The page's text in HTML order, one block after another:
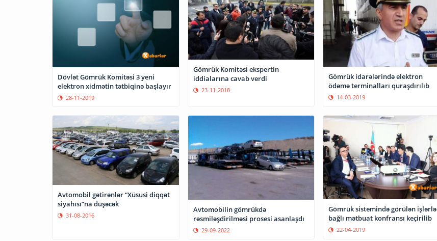
Dövlət Gömrük Komitəsi 3 yeni
elektron xidmətin tətbiqinə başlayır
28-11-2019
Gömrük Komitəsi ekspertin
iddialarına cavab verdi
23-11-2018
Gömrük idarələrində elektron
ödəmə terminalları quraşdırılıb
14-03-2019
Avtomobil gətirənlər “Xüsusi diqqət
siyahısı”na düşəcək
31-08-2016
Avtomobilin gömrükdə
rəsmiləşdirilməsi prosesi asanlaşdı
29-09-2022
Gömrük sistemində görülən işlərlə
bağlı mətbuat konfransı keçirilib
22-04-2019